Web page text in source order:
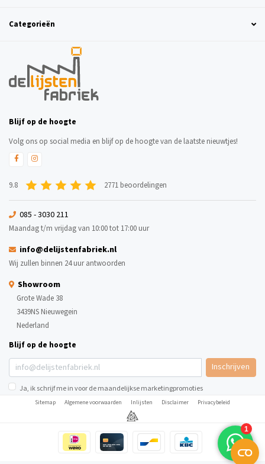
Categorieën
Blijf op de hoogte
Volg ons op social media en blijf op de hoogte van de laatste nieuwtjes!
9.8 2771 beoordelingen
085 - 3030 211
Maandag t/m vrijdag van 10:00 tot 17:00 uur
info@delijstenfabriek.nl
Wij zullen binnen 24 uur antwoorden
Showroom
Grote Wade 38
3439NS Nieuwegein
Nederland
Blijf op de hoogte
Inschrijven
Ja, ik schrijf me in voor de maandelijkse marketingpromoties
Sitemap Algemene voorwaarden Inlijsten Disclaimer Privacybeleid